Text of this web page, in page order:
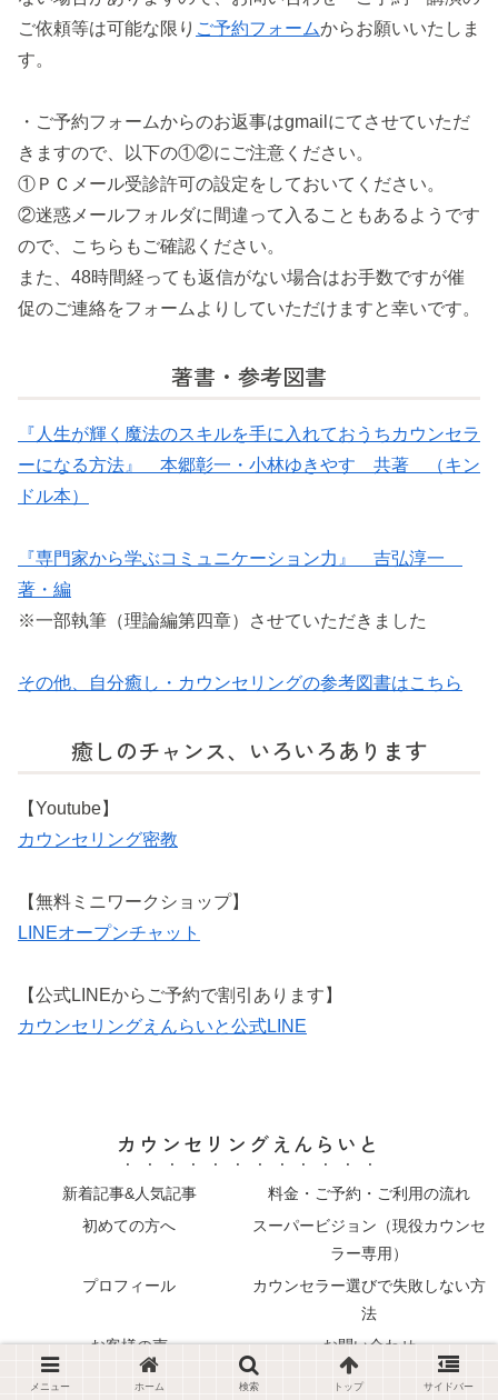
ご依頼等は可能な限り ご予約フォームからお願いいたしま
す。
・ご予約フォームからのお返事はgmailにてさせていただ
きますので、以下の①②にご注意ください。
①ＰＣメール受診許可の設定をしておいてください。
②迷惑メールフォルダに間違って入ることもあるようです
ので、こちらもご確認ください。
また、48時間経っても返信がない場合はお手数ですが催
促のご連絡をフォームよりしていただけますと幸いです。
著書・参考図書
『人生が輝く魔法のスキルを手に入れておうちカウンセラ
ーになる方法』 本郷彰一・小林ゆきやす 共著 （キン
ドル本）
『専門家から学ぶコミュニケーション力』 吉弘淳一
著・編
※一部執筆（理論編第四章）させていただきました
その他、自分癒し・カウンセリングの参考図書はこちら
癒しのチャンス、いろいろあります
【Youtube】
カウンセリング密教
【無料ミニワークショップ】
LINEオープンチャット
【公式LINEからご予約で割引あります】
カウンセリングえんらいと公式LINE
カウンセリングえんらいと
新着記事&人気記事
料金・ご予約・ご利用の流れ
初めての方へ
スーパービジョン（現役カウンセ
ラー専用）
プロフィール
カウンセラー選びで失敗しない方
法
お客様の声
お問い合わせ
© カウンセリングえんらいと All Rights Reserved.
メニュー ホーム 検索 トップ サイドバー